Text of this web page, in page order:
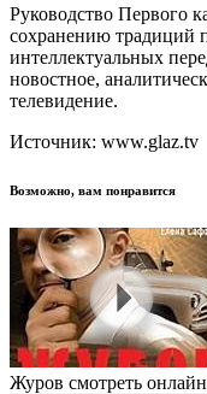
Руководство Первого
сохранению традиций
интеллектуальных
новостное,
телевидение.
Источник: www.glaz.tv
Возможно, вам понравится
Журов смотреть онлайн